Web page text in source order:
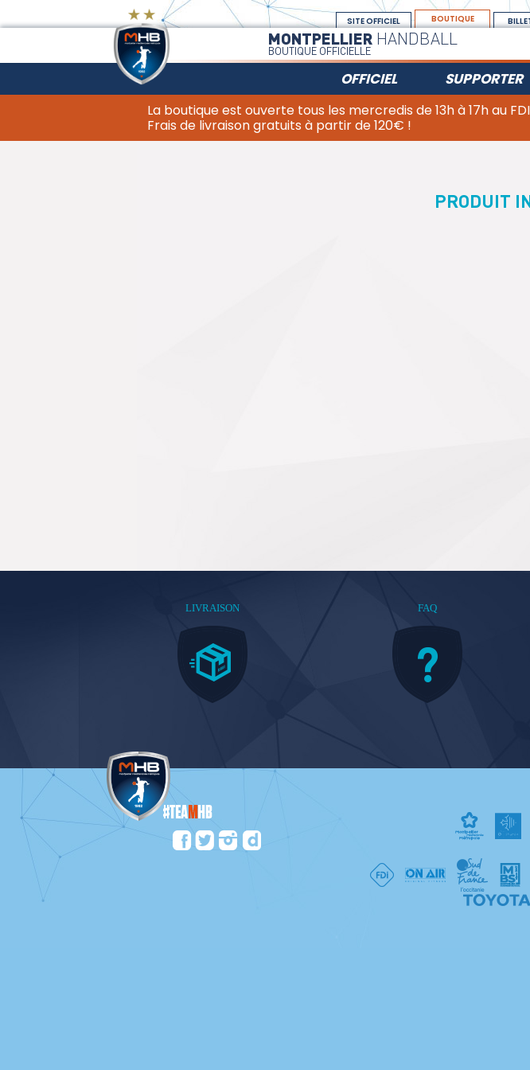
SITE OFFICIEL BOUTIQUE
MONTPELLIERHANDBALL
BOUTIQUE OFFICIELLE
OFFICIEL SUPPORTER
La boutique est ouverte tous les mercredis de 13h à 17h au
Frais de livraison gratuits à partir de 120€ !
PRODUIT
LIVRAISON FAQ